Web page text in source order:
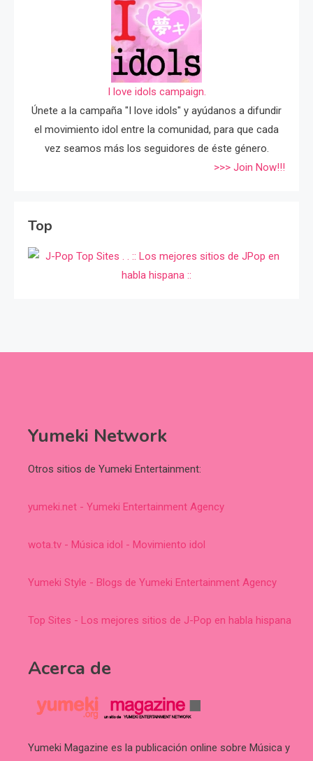
I love idols campaign.
Únete a la campaña "I love idols" y ayúdanos a difundir
el movimiento idol entre la comunidad, para que cada
vez seamos más los seguidores de éste género.
>>> Join Now!!!
Top
Yumeki Network
Otros sitios de Yumeki Entertainment:
yumeki.net - Yumeki Entertainment Agency
wota.tv - Música idol - Movimiento idol
Yumeki Style - Blogs de Yumeki Entertainment Agency
Top Sites - Los mejores sitios de J-Pop en habla hispana
Acerca de
Yumeki Magazine es la publicación online sobre Música y